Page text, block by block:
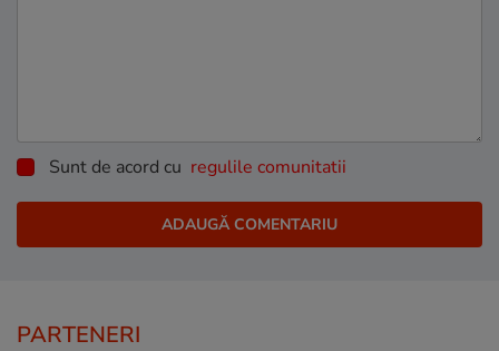
Sunt de acord cu regulile comunitatii
PARTENERI